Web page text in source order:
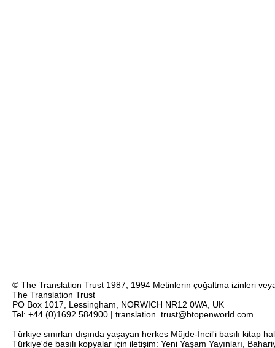
© The Translation Trust 1987, 1994 Metinlerin çoğaltma izinleri
The Translation Trust
PO Box 1017, Lessingham, NORWICH NR12 0WA, UK
Tel: +44 (0)1692 584900 | translation_trust@btopenworld.com
Türkiye sınırları dışında yaşayan herkes Müjde-İncil'i basılı
Türkiye'de basılı kopyalar için iletişim: Yeni Yaşam Yayınları,